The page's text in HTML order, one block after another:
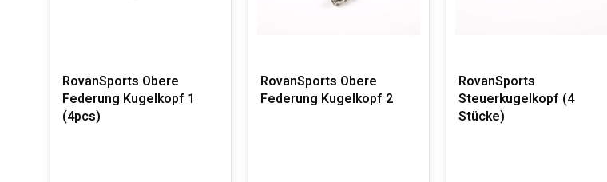
RovanSports Obere
Federung Kugelkopf 1
(4pcs)
RovanSports Obere
Federung Kugelkopf 2
RovanSports
Steuerkugelkopf (4
Stücke)